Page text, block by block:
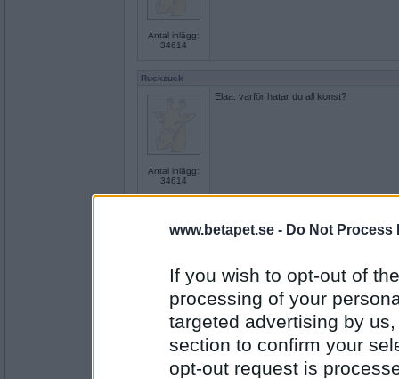
www.betapet.se - Do Not Process
If you wish to opt-out of
processing of your
targeted advertising by
section to confirm your
opt-out request is
Antal inlägg:
34614
Ruckzuck
Antal inlägg:
34614
Elaa: varför hatar du all konst?
Antal inlägg:
6961
Vad är dagarna som går?
Betyder allt för mig
Greta grus
Hur översätter du det engelska ordet